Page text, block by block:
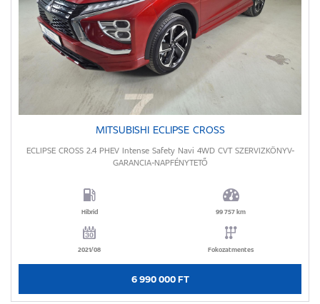
MITSUBISHI ECLIPSE CROSS
ECLIPSE CROSS 2.4 PHEV Intense Safety Navi 4WD CVT SZERVIZKÖNYV-
GARANCIA-NAPFÉNYTETŐ
Hibrid 99 757 km
2021/08 Fokozatmentes
6 990 000 FT